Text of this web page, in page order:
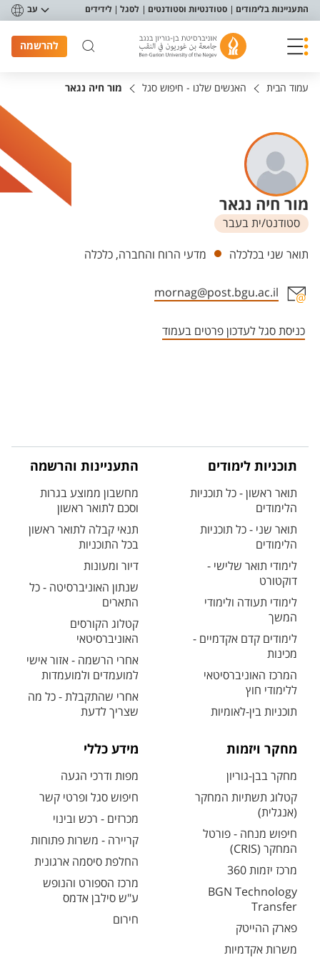
תפריט נגישות
התעניינות בלימודים סטודנטיות וסטודנטים לסגל לידידים עב
להרשמה
עמוד הבית האנשים שלנו - חיפוש סגל מור חיה נגאר
מור חיה נגאר
סטודנט/ית בעבר
יחידות
תואר שני בכלכלה מדעי הרוח והחברה, כלכלה
mornag@post.bgu.ac.il
כניסת סגל לעדכון פרטים בעמוד
תוכניות לימודים
תואר ראשון - כל תוכניות
הלימודים
תואר שני - כל תוכניות
הלימודים
לימודי תואר שלישי -
דוקטורט
לימודי תעודה ולימודי
המשך
לימודים קדם אקדמיים -
מכינות
המרכז האוניברסיטאי
ללימודי חוץ
תוכניות בין-לאומיות
התעניינות והרשמה
מחשבון ממוצע בגרות
וסכם לתואר ראשון
תנאי קבלה לתואר ראשון
בכל התוכניות
דיור ומעונות
שנתון האוניברסיטה - כל
התארים
קטלוג הקורסים
האוניברסיטאי
אחרי הרשמה - אזור אישי
למועמדים ולמועמדות
אחרי שהתקבלת - כל מה
שצריך לדעת
מחקר ויזמות
מחקר בבן-גוריון
קטלוג תשתיות המחקר
(אנגלית)
חיפוש מנחה - פורטל
המחקר (CRIS)
מרכז יזמות 360
BGN Technology
Transfer
פארק ההייטק
משרות אקדמיות
מידע כללי
מפות ודרכי הגעה
חיפוש סגל ופרטי קשר
מכרזים - רכש ובינוי
קריירה - משרות פתוחות
החלפת סיסמה ארגונית
מרכז הספורט והנופש
ע"ש סילבן אדמס
חירום